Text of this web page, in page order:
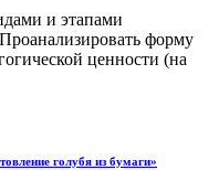
и этапами
форму
ценности (на
голубя из бумаги»